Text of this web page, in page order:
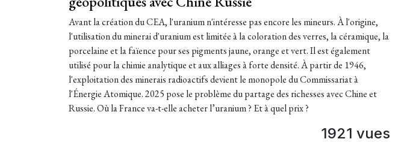
Avant la création du CEA, l'uranium n'intéresse pas encore les mineurs. À l'origine,
l'utilisation du minerai d'uranium est limitée à la coloration des verres, la céramique, la
porcelaine et la faïence pour ses pigments jaune, orange et vert. Il est également
utilisé pour la chimie analytique et aux alliages à forte densité. À partir de 1946,
l'exploitation des minerais radioactifs devient le monopole du Commissariat à
l'Énergie Atomique. 2025 pose le problème du partage des richesses avec Chine et
Russie. Où la France va-t-elle acheter l’uranium ? Et à quel prix ?
1921 vues